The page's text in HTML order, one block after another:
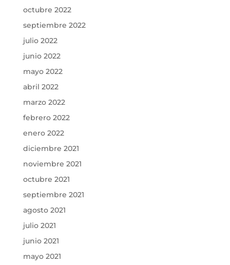
octubre 2022
septiembre 2022
julio 2022
junio 2022
mayo 2022
abril 2022
marzo 2022
febrero 2022
enero 2022
diciembre 2021
noviembre 2021
octubre 2021
septiembre 2021
agosto 2021
julio 2021
junio 2021
mayo 2021